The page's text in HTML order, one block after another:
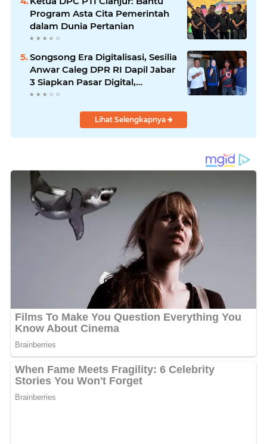
Program Asta Cita Pemerintah
dalam Dunia Pertanian
Songsong Era Digitalisasi, Sesilia
Anwar Caleg DPR RI Dapil Jabar
3 Siapkan Pasar Digital,
Pemasaran Komoditas Petani
Lihat Selengkapnya